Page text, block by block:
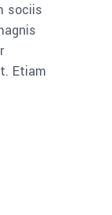
sociis
Etiam